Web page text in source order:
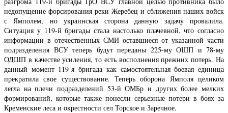
недопущение форсирования реки Жеребец и сближения наших войск
с Ямполем, но украинская сторона данную задачу провалила.
Ситуация у 119-й бригады стала настолько плачевной, что согласно
информации в отечественных СМИ оставшиеся от указанной части
подразделения ВСУ теперь будут переданы 225-му ОШП и 78-му
ОДШП в качестве усиления, то есть восполнения прежних потерь. На
данный момент 119-я бригада как самостоятельная боевая единица
прекратила свое существование. Теперь оборона Ямполя целиком
легла на плечи подразделений 53-й ОМБр и других более мелких
формирований, которые также понесли серьезные потери в боях за
Кременские леса и окрестности сел Торское и Заречное.